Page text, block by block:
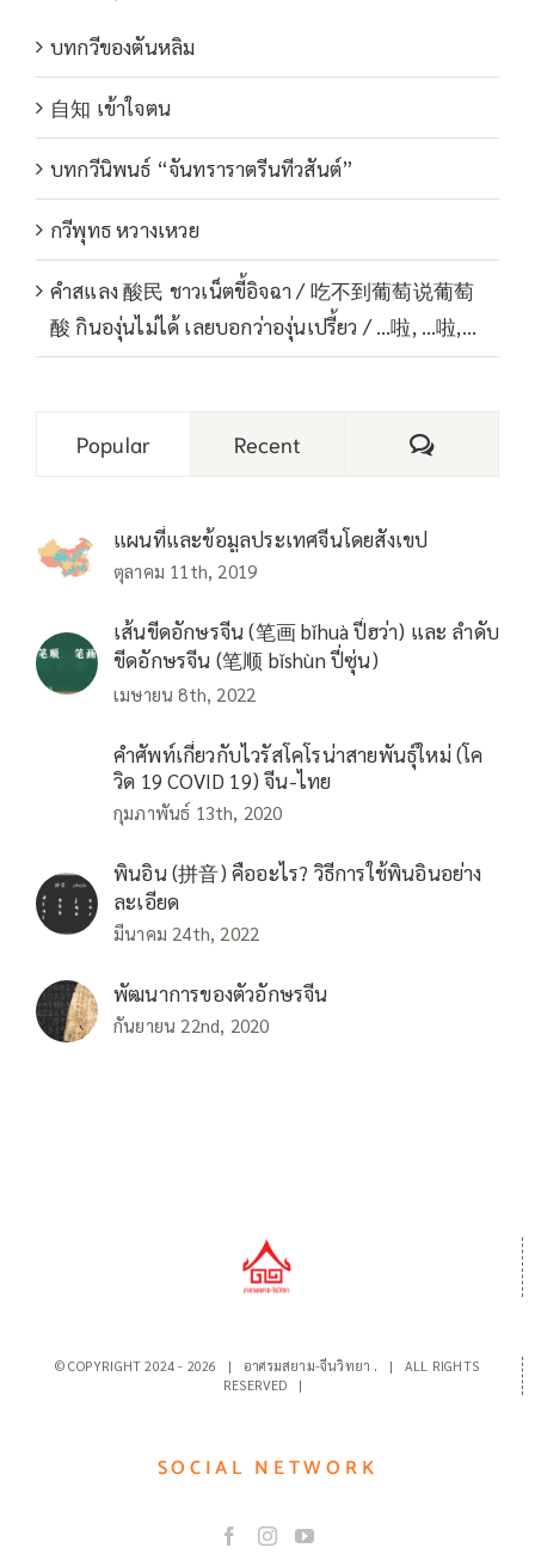
บทกวีของตันหลิม
自知 เข้าใจตน
บทกวีนิพนธ์ “จันทราราตรีนทีวสันต์”
กวีพุทธ หวางเหวย
คำสแลง 酸民 ชาวเน็ตขี้อิจฉา / 吃不到葡萄说葡萄
酸 กินองุ่นไม่ได้ เลยบอกว่าองุ่นเปรี้ยว / …啦, …啦,…
Popular Recent Comments
แผนที่และข้อมูลประเทศจีนโดยสังเขป
ตุลาคม 11th, 2019
เส้นขีดอักษรจีน (笔画 bǐhuà ปี่ฮว่า) และ ลำดับ
ขีดอักษรจีน (笔顺 bǐshùn ปี่ซุ่น)
เมษายน 8th, 2022
คำศัพท์เกี่ยวกับไวรัสโคโรน่าสายพันธุ์ใหม่ (โค
วิด 19 COVID 19) จีน-ไทย
กุมภาพันธ์ 13th, 2020
พินอิน (拼音) คืออะไร? วิธีการใช้พินอินอย่าง
ละเอียด
มีนาคม 24th, 2022
พัฒนาการของตัวอักษรจีน
กันยายน 22nd, 2020
© COPYRIGHT 2024 - 2026 | อาศรมสยาม-จีนวิทยา .
| ALL RIGHTS
RESERVED |
SOCIAL NETWORK